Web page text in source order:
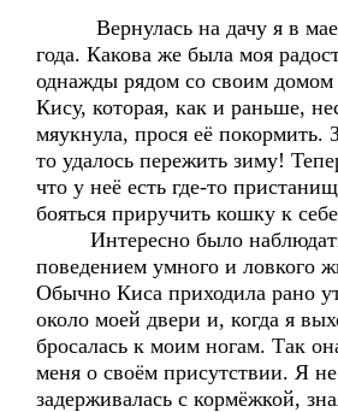
Вернулась на дачу я в мае
года. Какова же была моя
однажды рядом со своим домом
Кису, которая, как и раньше,
мяукнула, прося её покормить.
то удалось пережить зиму!
что у неё есть где-то
бояться приручить кошку к
Интересно было
поведением умного и ловкого
Обычно Киса приходила рано
около моей двери и, когда я
бросалась к моим ногам. Так
меня о своём присутствии. Я не
задерживалась с кормёжкой,